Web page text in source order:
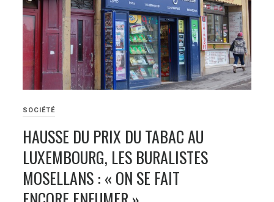
SOCIÉTÉ
HAUSSE DU PRIX DU TABAC AU
LUXEMBOURG, LES BURALISTES
MOSELLANS : « ON SE FAIT